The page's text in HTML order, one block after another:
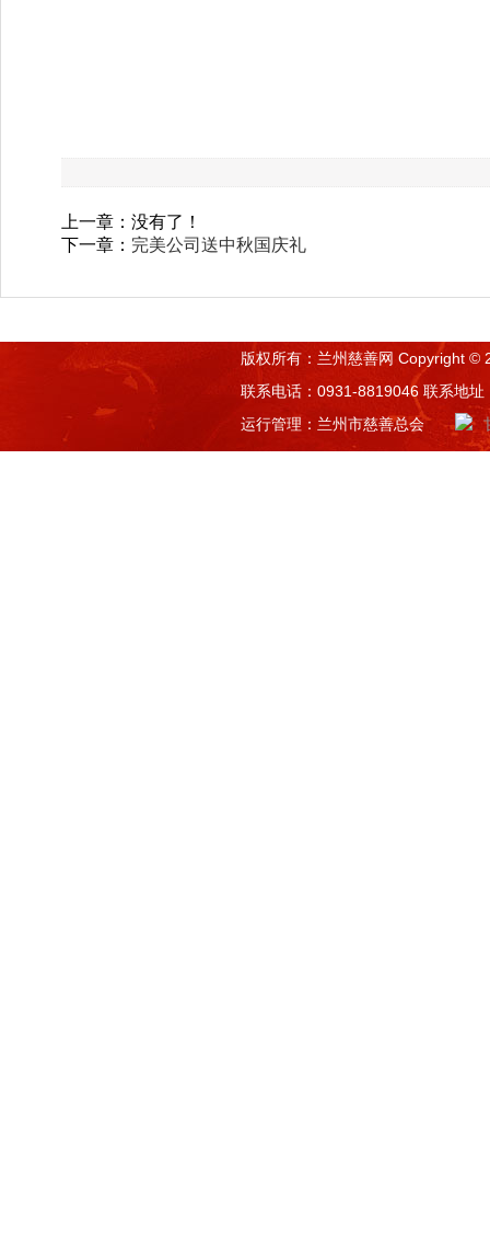
上一章：没有了！
下一章： 完美公司送中秋国庆礼
版权所有：兰州慈善网 Copyright ©
联系电话：0931-8819046 联系地
运行管理：兰州市慈善总会